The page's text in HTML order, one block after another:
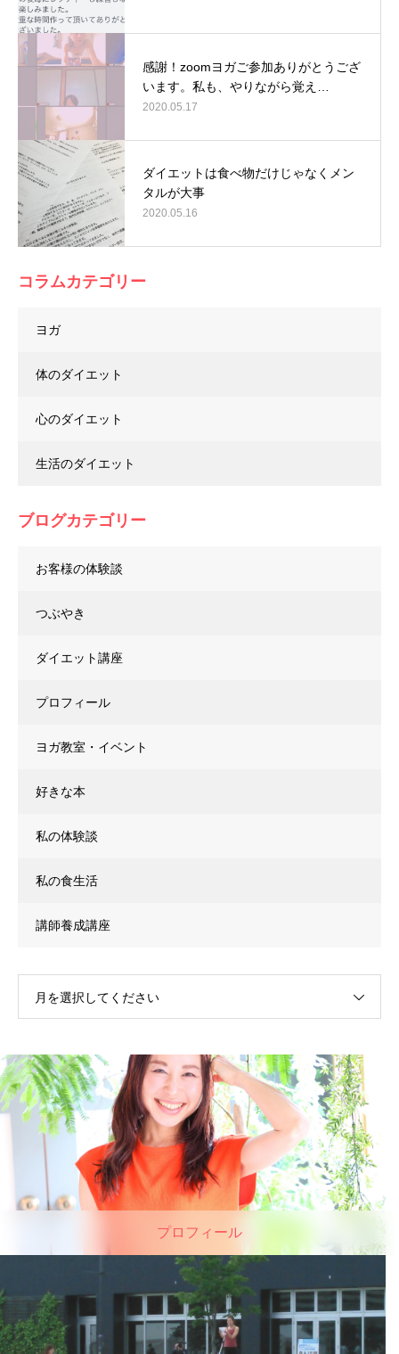
感謝！zoomヨガご参加ありがとうござ
います。私も、やりながら覚え…
2020.05.17
ダイエットは食べ物だけじゃなくメン
タルが大事
2020.05.16
コラムカテゴリー
ヨガ
体のダイエット
心のダイエット
生活のダイエット
ブログカテゴリー
お客様の体験談
つぶやき
ダイエット講座
プロフィール
ヨガ教室・イベント
好きな本
私の体験談
私の食生活
講師養成講座
月を選択してください
プロフィール